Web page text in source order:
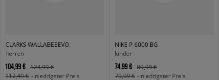
CLARKS WALLABEEEVO
herren
104,99 €
124,99 €
112,49 € - niedrigster Preis
NIKE P-6000 BG
kinder
74,99 €
89,99 €
79,99 € - niedrigster Preis